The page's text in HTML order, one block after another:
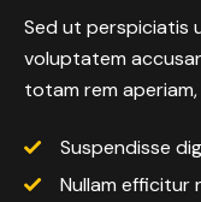
Sed ut perspiciatis
voluptatem
totam rem
Suspendisse
Nullam efficitur